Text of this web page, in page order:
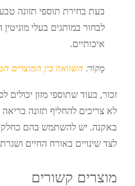
בעת בחירת תוספי תזונה
לבחור במותגים בעלי
איכותיים.
מָקוֹר: השוואה בין המוצרים
זכור, בעוד שתוספי מזון
לא צריכים להחליף תזונה
באקנה. יש להשתמש בהם כחלק
לצד שינויים באורח החיים
מוצרים קשורים